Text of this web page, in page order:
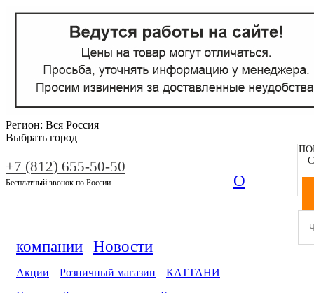
Регион: Вся Россия
Выбрать город
+7 (812) 655-50-50
Бесплатный звонок по России О
компании Новости
Акции Розничный магазин
КАТТАНИ